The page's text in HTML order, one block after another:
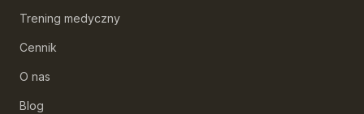
Trening medyczny
Cennik
O nas
Blog